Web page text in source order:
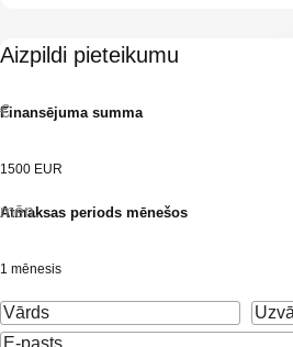
Aizpildi pieteikumu
Finansējuma summa
€
1500 EUR
Atmaksas periods mēnešos
mēn.
1 mēnesis